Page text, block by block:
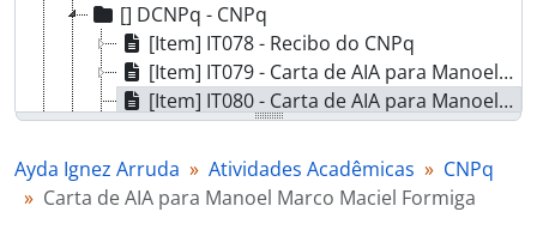
[] DCNPq - CNPq
[Item] IT078 - Recibo do CNPq
[Item] IT079 - Carta de AIA para Manoel Marco Maciel Formiga
[Item] IT080 - Carta de AIA para Manoel Marco Maciel Formiga
[Item] IT081 - Carta de AIA para Manoel Marco Maciel Formiga
[] DASL - Association for Symbolic Logic
[] DCS - VII International Congress of Logic, Methodology and Philosophy of Science
[] DSLALM - III Simpósio Latino-Americano de Lógica Matemática
Ayda Ignez Arruda Atividades Acadêmicas
CNPq
Carta de AIA para Manoel Marco Maciel Formiga